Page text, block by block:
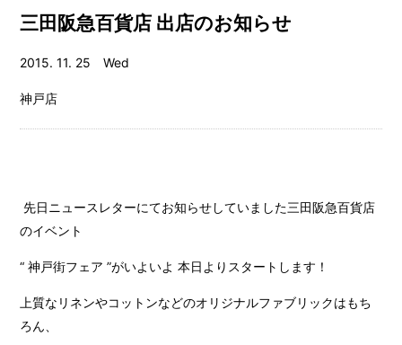
三田阪急百貨店 出店のお知らせ
2015. 11. 25 Wed
神戸店
先日ニュースレターにてお知らせしていました三田阪急百貨店
のイベント
“ 神戸街フェア ”がいよいよ 本日よりスタートします！
上質なリネンやコットンなどのオリジナルファブリックはもち
ろん、